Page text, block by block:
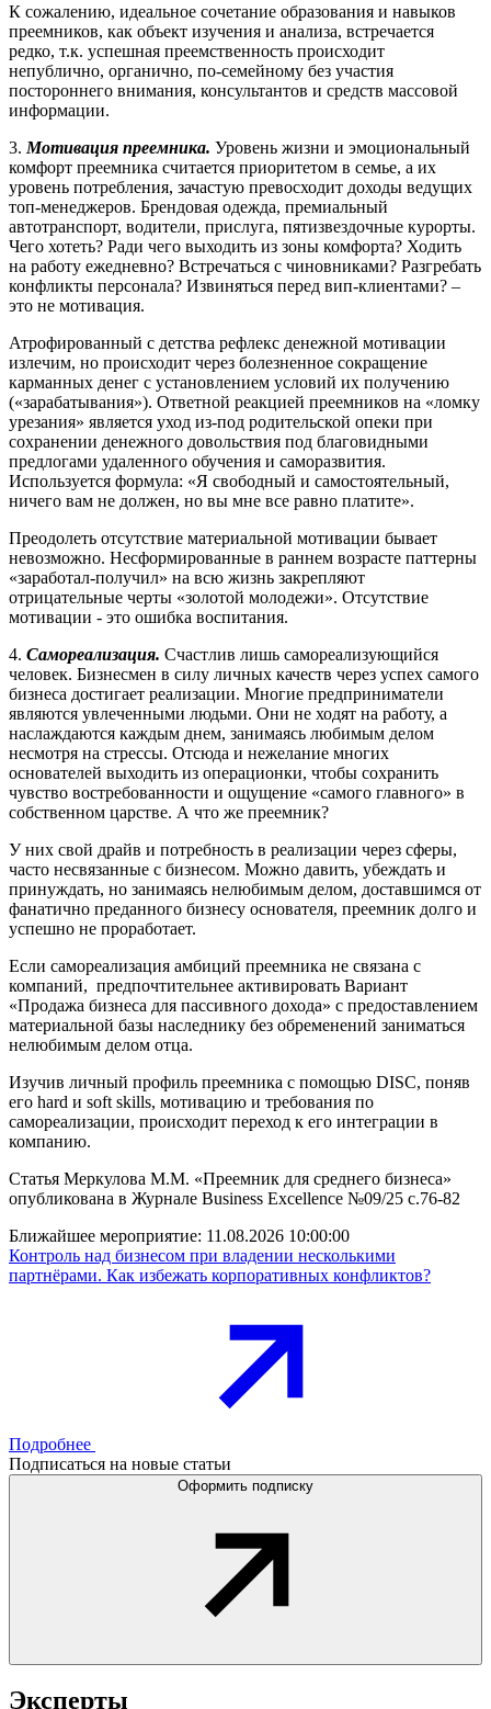
К сожалению, идеальное сочетание образования и навыков
преемников, как объект изучения и анализа, встречается
редко, т.к. успешная преемственность происходит
непублично, органично, по-семейному без участия
постороннего внимания, консультантов и средств массовой
информации.
3. Мотивация преемника. Уровень жизни и эмоциональный
комфорт преемника считается приоритетом в семье, а их
уровень потребления, зачастую превосходит доходы ведущих
топ-менеджеров. Брендовая одежда, премиальный
автотранспорт, водители, прислуга, пятизвездочные курорты.
Чего хотеть? Ради чего выходить из зоны комфорта? Ходить
на работу ежедневно? Встречаться с чиновниками? Разгребать
конфликты персонала? Извиняться перед вип-клиентами? –
это не мотивация.
Атрофированный с детства рефлекс денежной мотивации
излечим, но происходит через болезненное сокращение
карманных денег с установлением условий их получению
(«зарабатывания»). Ответной реакцией преемников на «ломку
урезания» является уход из-под родительской опеки при
сохранении денежного довольствия под благовидными
предлогами удаленного обучения и саморазвития.
Используется формула: «Я свободный и самостоятельный,
ничего вам не должен, но вы мне все равно платите».
Преодолеть отсутствие материальной мотивации бывает
невозможно. Несформированные в раннем возрасте паттерны
«заработал-получил» на всю жизнь закрепляют
отрицательные черты «золотой молодежи». Отсутствие
мотивации - это ошибка воспитания.
4. Самореализация. Счастлив лишь самореализующийся
человек. Бизнесмен в силу личных качеств через успех самого
бизнеса достигает реализации. Многие предприниматели
являются увлеченными людьми. Они не ходят на работу, а
наслаждаются каждым днем, занимаясь любимым делом
несмотря на стрессы. Отсюда и нежелание многих
основателей выходить из операционки, чтобы сохранить
чувство востребованности и ощущение «самого главного» в
собственном царстве. А что же преемник?
У них свой драйв и потребность в реализации через сферы,
часто несвязанные с бизнесом. Можно давить, убеждать и
принуждать, но занимаясь нелюбимым делом, доставшимся от
фанатично преданного бизнесу основателя, преемник долго и
успешно не проработает.
Если самореализация амбиций преемника не связана с
компаний, предпочтительнее активировать Вариант
«Продажа бизнеса для пассивного дохода» с предоставлением
материальной базы наследнику без обременений заниматься
нелюбимым делом отца.
Изучив личный профиль преемника c помощью DISC, поняв
его hard и soft skills, мотивацию и требования по
самореализации, происходит переход к его интеграции в
компанию.
Статья Меркулова М.М. «Преемник для среднего бизнеса»
опубликована в Журнале Business Excellence №09/25 с.76-82
Ближайшее мероприятие: 11.08.2026 10:00:00
Контроль над бизнесом при владении несколькими
партнёрами. Как избежать корпоративных конфликтов?
Подробнее
Подписаться на новые статьи
Оформить подписку
Эксперты